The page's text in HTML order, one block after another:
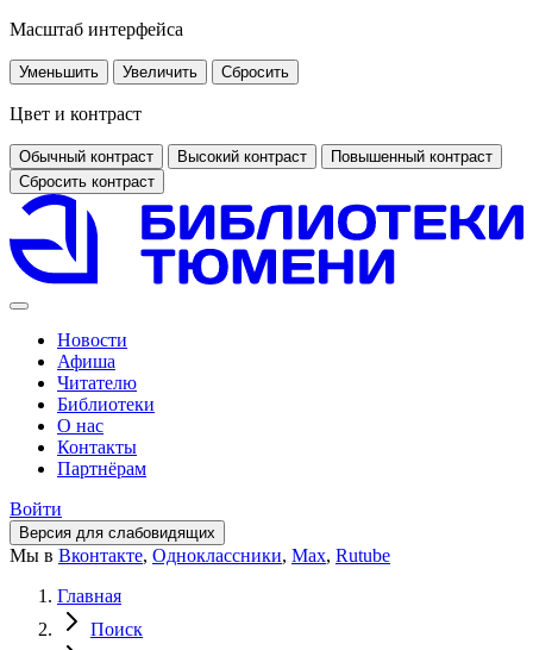
Масштаб интерфейса
Уменьшить Увеличить Сбросить
Цвет и контраст
Обычный контраст Высокий контраст
Повышенный контраст
Сбросить контраст
Новости
Афиша
Читателю
Библиотеки
О нас
Контакты
Партнёрам
Войти
Версия для слабовидящих
Мы в Вконтакте, Одноклассники, Max, Rutube
Главная
Поиск